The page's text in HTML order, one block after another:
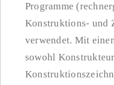
Programme
Konstruktions- und
verwendet. Mit
sowohl